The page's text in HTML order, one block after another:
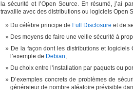
la sécurité et l’Open Source. En résumé, j’ai
travaille avec des distributions ou logiciels Open
Du célèbre principe de Full Disclosure et de
Des moyens de faire une veille sécurité à
De la façon dont les distributions et logiciels
l’exemple de Debian,
Du choix entre l’installation par paquets ou
D’exemples concrets de problèmes de
générateur de nombre aléatoire prévisible